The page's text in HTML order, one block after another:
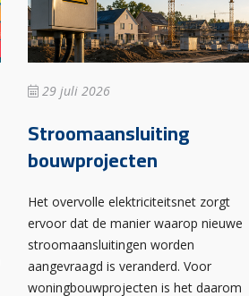
29 juli 2026
Stroomaansluiting
bouwprojecten
Het overvolle elektriciteitsnet zorgt
ervoor dat de manier waarop nieuwe
stroomaansluitingen worden
aangevraagd is veranderd. Voor
woningbouwprojecten is het daarom